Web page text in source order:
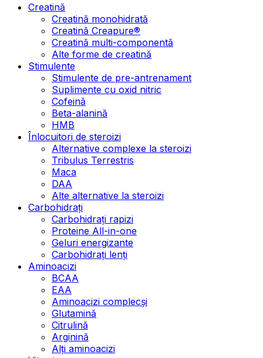
Creatină
Creatină monohidrată
Creatină Creapure®
Creatină multi-componentă
Alte forme de creatină
Stimulente
Stimulente de pre-antrenament
Suplimente cu oxid nitric
Cofeină
Beta-alanină
HMB
Înlocuitori de steroizi
Alternative complexe la steroizi
Tribulus Terrestris
Maca
DAA
Alte alternative la steroizi
Carbohidrați
Carbohidrați rapizi
Proteine All-in-one
Geluri energizante
Carbohidrați lenți
Aminoacizi
BCAA
EAA
Aminoacizi complecși
Glutamină
Citrulină
Arginină
Alți aminoacizi